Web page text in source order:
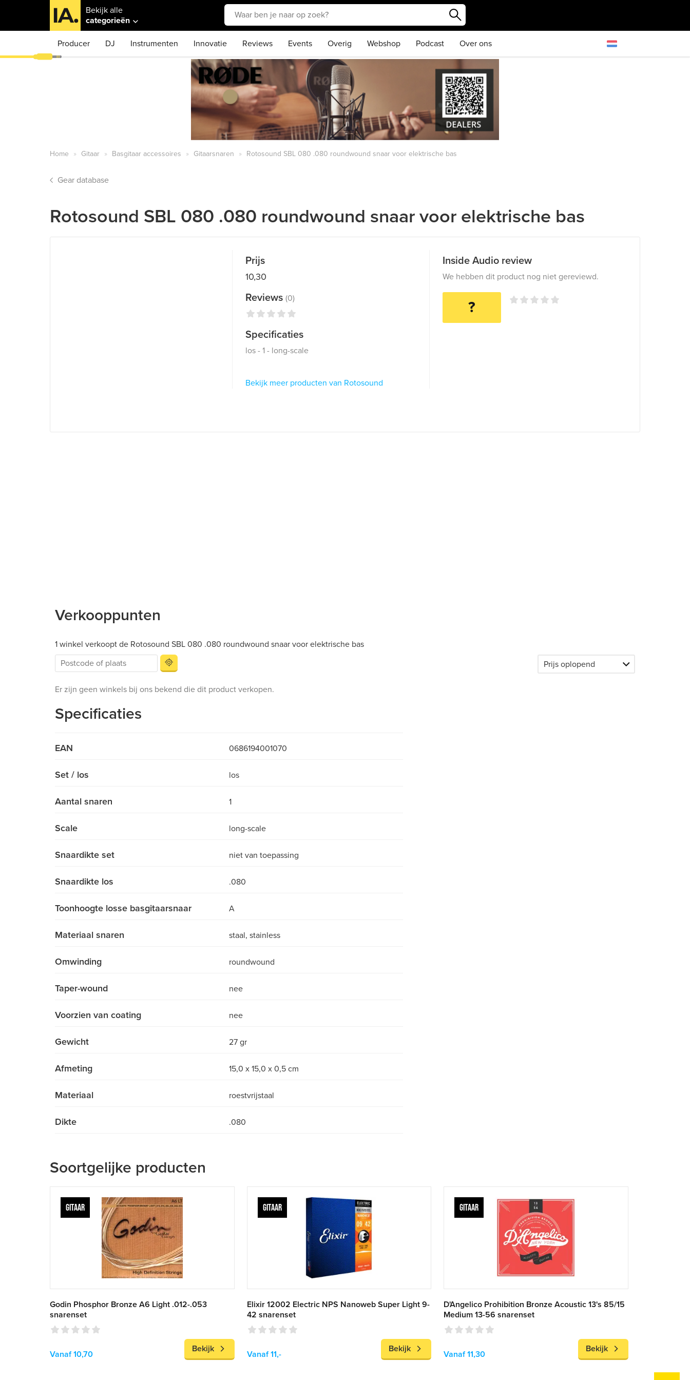
Bekijk alle
categorieën
Producer DJ Instrumenten Innovatie Reviews Events Overig Webshop Podcast Over ons
Home Gitaar Basgitaar accessoires Gitaarsnaren Rotosound SBL 080 .080 roundwound snaar voor elektrische bas
Gear database
Rotosound SBL 080 .080 roundwound snaar voor elektrische bas
Prijs
10,30
Reviews(0)
Specificaties
los - 1 - long-scale
Bekijk meer producten van Rotosound
Inside Audio review
We hebben dit product nog niet gereviewd.
?
Verkooppunten
1 winkel verkoopt de Rotosound SBL 080 .080 roundwound snaar voor elektrische bas
Er zijn geen winkels bij ons bekend die dit product verkopen.
Specificaties
EAN 0686194001070
Set / los los
Aantal snaren 1
Scale long-scale
Snaardikte set niet van toepassing
Snaardikte los .080
Toonhoogte losse basgitaarsnaar A
Materiaal snaren staal, stainless
Omwinding roundwound
Taper-wound nee
Voorzien van coating nee
Gewicht 27 gr
Afmeting 15,0 x 15,0 x 0,5 cm
Materiaal roestvrijstaal
Dikte .080
Soortgelijke producten
GITAAR
Godin Phosphor Bronze A6 Light .012-.053
snarenset
Vanaf 10,70
Bekijk
GITAAR
Elixir 12002 Electric NPS Nanoweb Super Light 9-
42 snarenset
Vanaf 11,-
Bekijk
GITAAR
D'Angelico Prohibition Bronze Acoustic 13's 85/15
Medium 13-56 snarenset
Vanaf 11,30
Bekijk